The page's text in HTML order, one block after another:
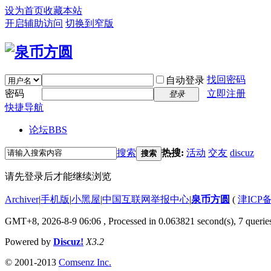
设为首页收藏本站
开启辅助访问 切换到窄版
自动登录 找回密码
密码
登录
立即注册
快捷导航
论坛BBS
搜索 搜索 热搜: 活动 交友 discuz
请先登录后才能继续浏览
Archiver|手机版|小黑屋|中国互联网举报中心|泉币方圆 ( 津ICP
GMT+8, 2026-8-9 06:06 , Processed in 0.063821 second(s), 7
Powered by Discuz! X3.2
© 2001-2013 Comsenz Inc.